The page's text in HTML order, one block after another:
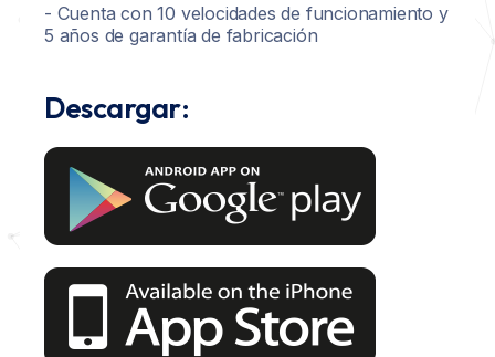
- Cuenta con 10 velocidades de funcionamiento y
5 años de garantía de fabricación
Descargar: